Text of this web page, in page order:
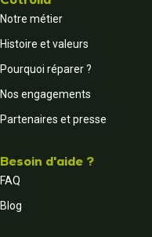
Notre métier
Histoire et valeurs
Pourquoi réparer ?
Nos engagements
Partenaires et presse
Besoin d'aide ?
FAQ
Blog